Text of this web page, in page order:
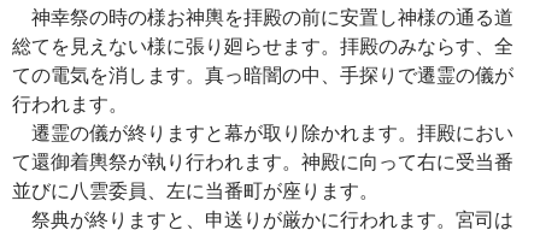
神幸祭の時の様お神輿を拝殿の前に安置し神様の通る道
総てを見えない様に張り廻らせます。拝殿のみならす、全
ての電気を消します。真っ暗闇の中、手探りで遷霊の儀が
行われます。
遷霊の儀が終りますと幕が取り除かれます。拝殿におい
て還御着輿祭が執り行われます。神殿に向って右に受当番
並びに八雲委員、左に当番町が座ります。
祭典が終りますと、申送りが厳かに行われます。宮司は